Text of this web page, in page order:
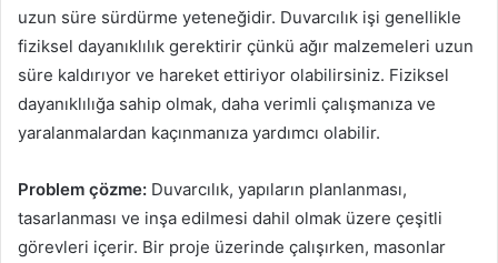
uzun süre sürdürme yeteneğidir. Duvarcılık işi genellikle
fiziksel dayanıklılık gerektirir çünkü ağır malzemeleri uzun
süre kaldırıyor ve hareket ettiriyor olabilirsiniz. Fiziksel
dayanıklılığa sahip olmak, daha verimli çalışmanıza ve
yaralanmalardan kaçınmanıza yardımcı olabilir.
Problem çözme: Duvarcılık, yapıların planlanması,
tasarlanması ve inşa edilmesi dahil olmak üzere çeşitli
görevleri içerir. Bir proje üzerinde çalışırken, masonlar